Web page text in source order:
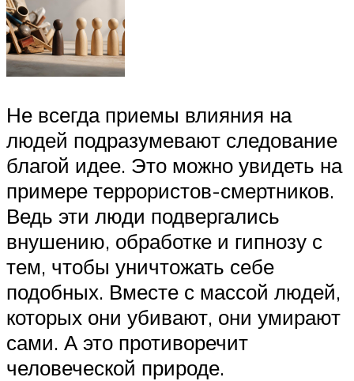
Не всегда приемы влияния на
людей подразумевают следование
благой идее. Это можно увидеть на
примере террористов-смертников.
Ведь эти люди подвергались
внушению, обработке и гипнозу с
тем, чтобы уничтожать себе
подобных. Вместе с массой людей,
которых они убивают, они умирают
сами. А это противоречит
человеческой природе.